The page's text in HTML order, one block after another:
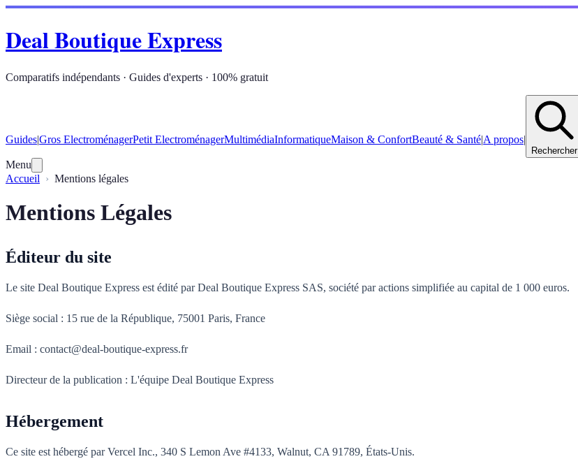
Deal Boutique Express
Comparatifs indépendants · Guides d'experts · 100% gratuit
Guides|Gros ElectroménagerPetit ElectroménagerMultimédiaInformatiqueMaison & ConfortBeauté & Santé|A propos|
Rechercher
Menu
Accueil
Mentions légales
Mentions Légales
Éditeur du site
Le site Deal Boutique Express est édité par Deal Boutique Express SAS, société par actions simplifiée au capital de 1 000 euros.
Siège social : 15 rue de la République, 75001 Paris, France
Email : contact@deal-boutique-express.fr
Directeur de la publication : L'équipe Deal Boutique Express
Hébergement
Ce site est hébergé par Vercel Inc., 340 S Lemon Ave #4133, Walnut, CA 91789, États-Unis.